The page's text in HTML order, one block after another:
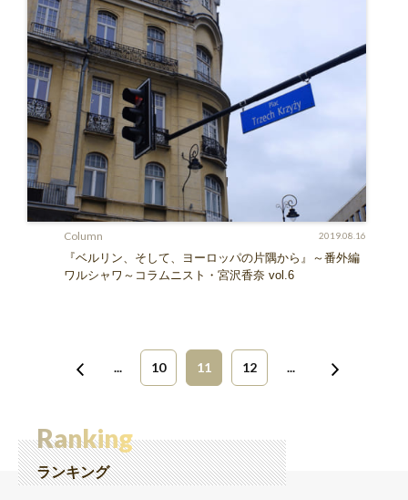
Column 2019.08.16
『ベルリン、そして、ヨーロッパの片隅から』～番外編
ワルシャワ～コラムニスト・宮沢香奈 vol.6
... 10 11 12 ...
Ranking
ランキング